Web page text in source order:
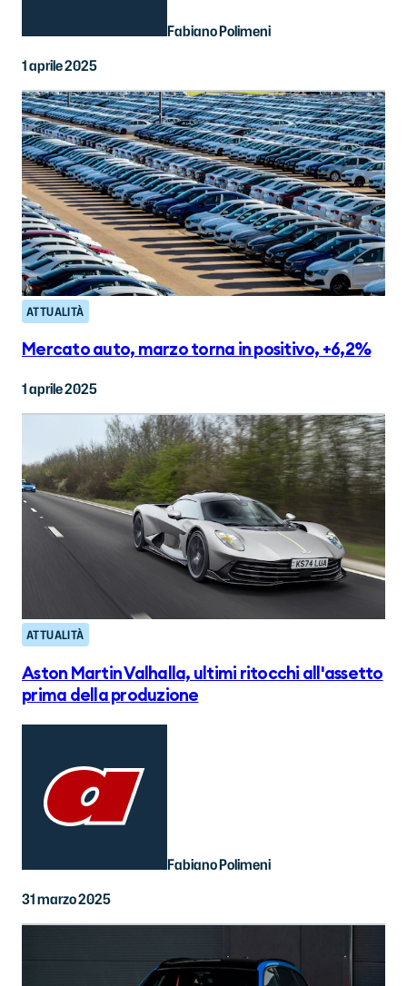
Fabiano Polimeni
1 aprile 2025
ATTUALITÀ
Mercato auto, marzo torna in positivo, +6,2%
1 aprile 2025
ATTUALITÀ
Aston Martin Valhalla, ultimi ritocchi all'assetto
prima della produzione
Fabiano Polimeni
31 marzo 2025